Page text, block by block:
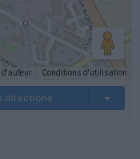
d'auteur Conditions d'utilisation
directions